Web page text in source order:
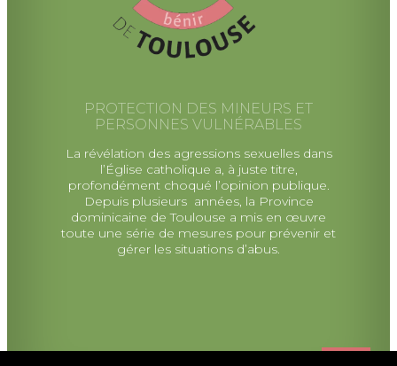
PROTECTION DES MINEURS ET
PERSONNES VULNÉRABLES
La révélation des agressions sexuelles dans
l’Église catholique a, à juste titre,
profondément choqué l’opinion publique.
Depuis plusieurs années, la Province
dominicaine de Toulouse a mis en œuvre
toute une série de mesures pour prévenir et
gérer les situations d’abus.